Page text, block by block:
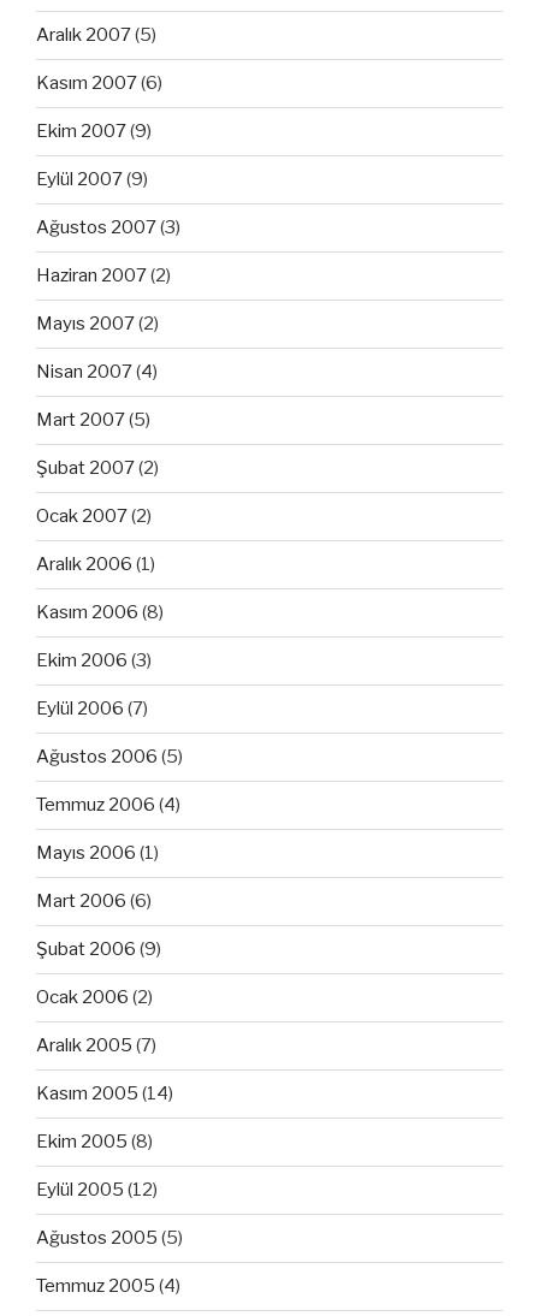
Aralık 2007(5)
Kasım 2007(6)
Ekim 2007(9)
Eylül 2007(9)
Ağustos 2007(3)
Haziran 2007(2)
Mayıs 2007(2)
Nisan 2007(4)
Mart 2007(5)
Şubat 2007(2)
Ocak 2007(2)
Aralık 2006 (1)
Kasım 2006 (8)
Ekim 2006 (3)
Eylül 2006 (7)
Ağustos 2006 (5)
Temmuz 2006 (4)
Mayıs 2006 (1)
Mart 2006 (6)
Şubat 2006 (9)
Ocak 2006 (2)
Aralık 2005 (7)
Kasım 2005 (14)
Ekim 2005 (8)
Eylül 2005 (12)
Ağustos 2005 (5)
Temmuz 2005 (4)